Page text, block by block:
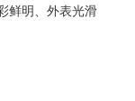
鲜明、外表光滑